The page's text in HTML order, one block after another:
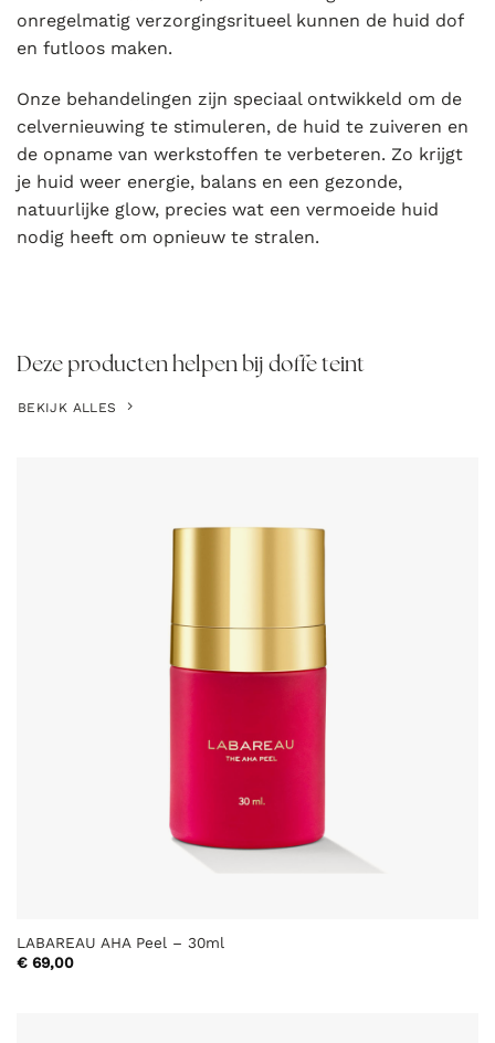
onregelmatig verzorgingsritueel kunnen de huid dof
en futloos maken.
Onze behandelingen zijn speciaal ontwikkeld om de
celvernieuwing te stimuleren, de huid te zuiveren en
de opname van werkstoffen te verbeteren. Zo krijgt
je huid weer energie, balans en een gezonde,
natuurlijke glow, precies wat een vermoeide huid
nodig heeft om opnieuw te stralen.
Deze producten helpen bij doffe teint
BEKIJK ALLES
LABAREAU AHA Peel – 30ml
€69,00